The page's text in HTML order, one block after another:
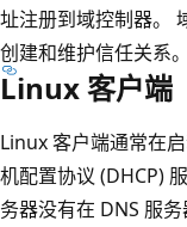
址注册到域控制器。
创建和维护信任关系。
Linux 客户端
Linux 客户端通常在
机配置协议 (DHCP)
务器没有在 DNS 服